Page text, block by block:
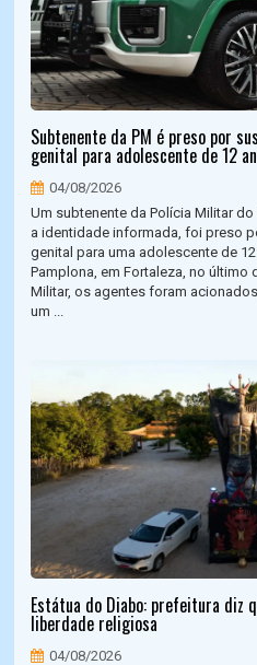
Subtenente da PM é preso por
genital para adolescente de 12
04/08/2026
Um subtenente da Polícia Militar
a identidade informada, foi preso
genital para uma adolescente de
Pamplona, em Fortaleza, no último
Militar, os agentes foram
um ...
Estátua do Diabo: prefeitura diz
liberdade religiosa
04/08/2026